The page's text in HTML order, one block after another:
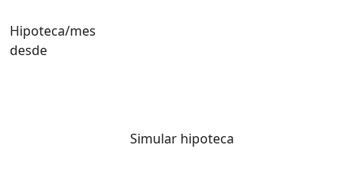
Hipoteca/mes
desde
Simular hipoteca